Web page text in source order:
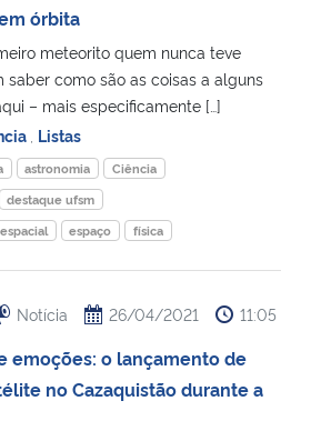
Inovações e Comunicações
e dos Direitos Humanos
órbita
meteorito quem nunca teve
saber como são as coisas a alguns
– mais especificamente […]
Listas
astronomia
Ciência
destaque ufsm
espaço física
Notícia 26/04/2021 11:05
emoções: o lançamento de
no Cazaquistão durante a